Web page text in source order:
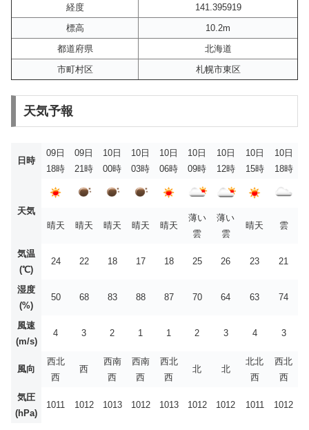
経度
141.395919
標高
10.2m
都道府県
北海道
市町村区
札幌市東区
天気予報
日時
09日
18時
09日
21時
10日
00時
10日
03時
10日
06時
10日
09時
10日
12時
10日
15時
10日
18時
天気
晴天
晴天 晴天 晴天 晴天
薄い
雲
薄い
雲
晴天 雲
気温
(℃)
24 22 18 17 18 25 26 23 21
湿度
(%)
50 68 83 88 87 70 64 63 74
風速
(m/s)
4 3 2 1 1 2 3 4 3
風向
西北
西
西
西南
西
西南
西
西北
西
北 北
北北
西
西北
西
気圧
(hPa)
1011 1012 1013 1012 1013 1012 1012 1011 1012